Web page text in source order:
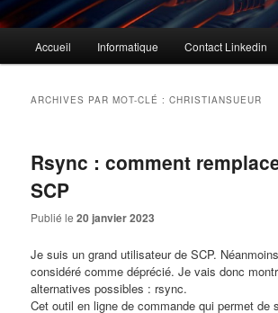
principalAccueil Informatique Contact Linkedin
ARCHIVES PAR MOT-CLÉ :CHRISTIANSUEUR
Rsync : comment
SCP
Publié le20 janvier 2023
Je suis un grand utilisateur deSCP.
considéré commedéprécié. Je vais donc
alternatives possibles : rsync.
Cet outil en ligne de commande qui permet de